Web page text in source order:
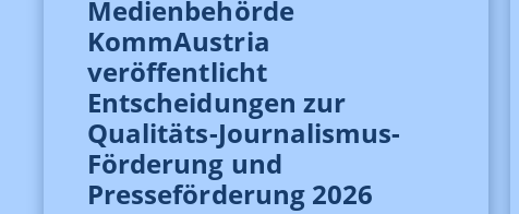
Medienbehörde
KommAustria
veröffentlicht
Entscheidungen zur
Qualitäts-Journalismus-
Förderung und
Presseförderung 2026